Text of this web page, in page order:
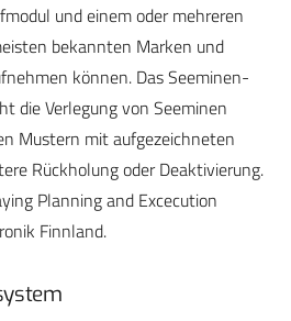
und einem oder mehreren
bekannten Marken und
können. Das Seeminen-
die Verlegung von Seeminen
Mustern mit aufgezeichneten
Rückholung oder Deaktivierung.
Planning and Excecution
Finnland.